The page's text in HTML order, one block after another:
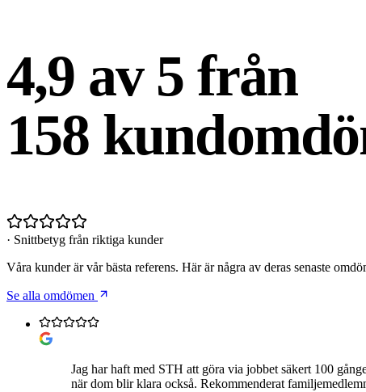
4,9 av 5 från
158
· Snittbetyg från riktiga kunder
Våra kunder är vår bästa referens. Här är några av deras senaste
Se alla omdömen
Jag har haft med STH att göra via jobbet säkert 100
när dom blir klara också. Rekommenderat